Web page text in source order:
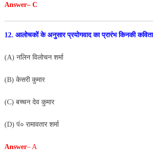
Answer– C
12. आलोचकों के अनुसार प्रयोगवाद का प्रारंभ किनकी
(A) नलिन विलोचन शर्मा
(B) केसरी कुमार
(C) बच्चन देव कुमार
(D) पं० रामावतार शर्मा
Answer– A